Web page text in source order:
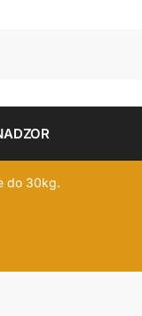
do 30kg.